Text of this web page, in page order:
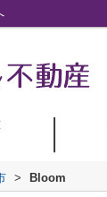
> Bloom